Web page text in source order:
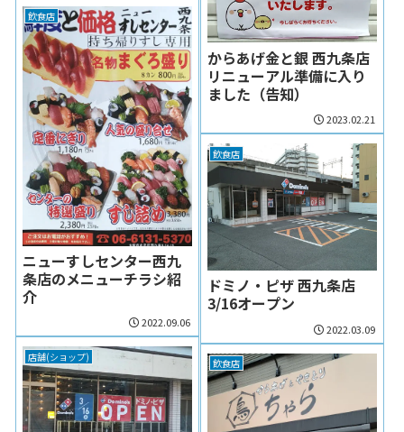
からあげ金と銀 西九条店
リニューアル準備に入り
ました（告知）
2023.02.21
飲食店
ニューすしセンター西九
条店のメニューチラシ紹
介
2022.09.06
飲食店
ドミノ・ピザ 西九条店
3/16オープン
2022.03.09
店舗(ショップ) 飲食店